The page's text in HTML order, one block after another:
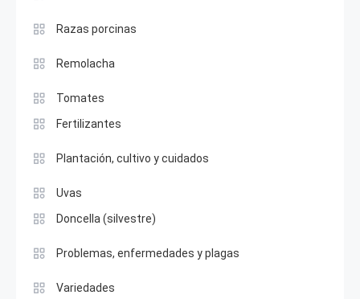
Razas porcinas
Remolacha
Tomates
Fertilizantes
Plantación, cultivo y cuidados
Uvas
Doncella (silvestre)
Problemas, enfermedades y plagas
Variedades